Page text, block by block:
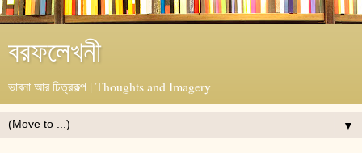
বরফলেখনী
ভাবনা আর চিত্রকল্প | Thoughts and Imagery
▼